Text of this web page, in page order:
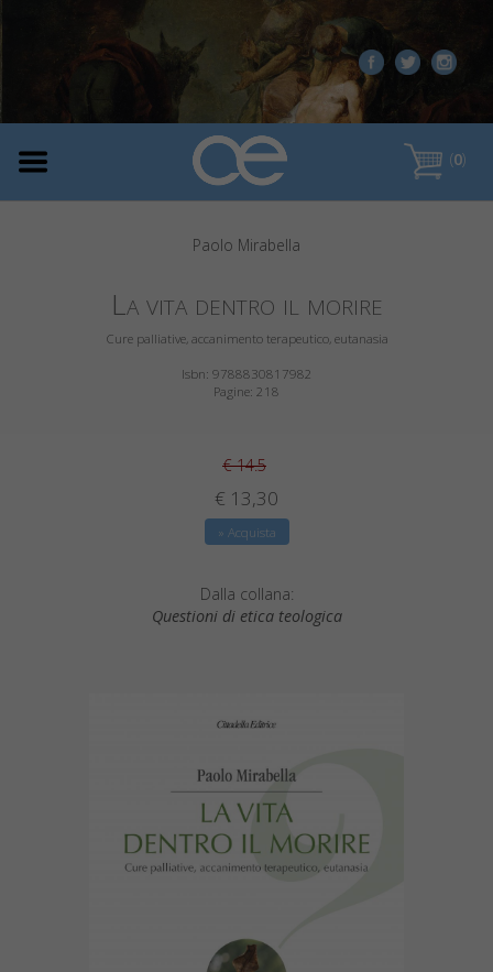
(0)
Paolo Mirabella
La vita dentro il morire
Cure palliative, accanimento terapeutico, eutanasia
Isbn: 9788830817982
Pagine: 218
€ 14.5
€ 13,30
» Acquista
Dalla collana:
Questioni di etica teologica